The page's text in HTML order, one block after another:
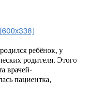
[600x338]
ребёнок, у
родителя. Этого
врачей-
пациентка,